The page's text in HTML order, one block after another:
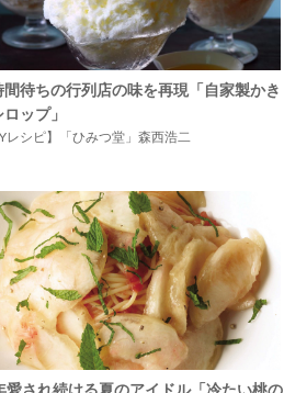
間待ちの行列店の味を再現「自家製かき
ップ」
レシピ】「ひみつ堂」森西浩二
愛され続ける夏のアイドル「冷たい桃の